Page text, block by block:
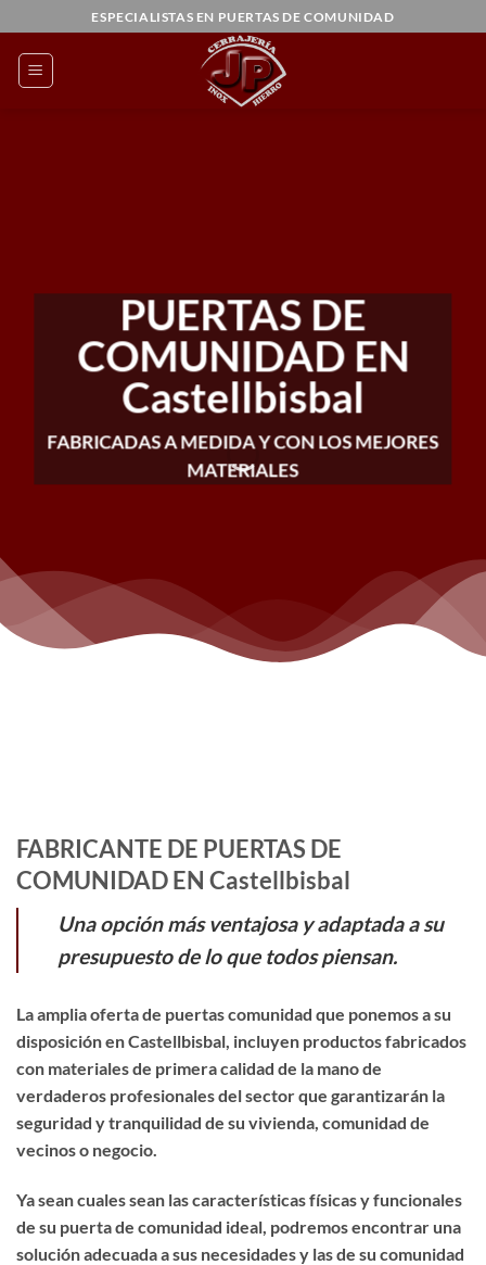
al
contenido
ESPECIALISTAS EN PUERTAS DE COMUNIDAD
PUERTAS DE
COMUNIDAD EN
Castellbisbal
FABRICADAS A MEDIDA Y CON LOS MEJORES
MATERIALES
FABRICANTE DE PUERTAS DE
COMUNIDAD EN Castellbisbal
Una opción más ventajosa y adaptada a su
presupuesto de lo que todos piensan.
La amplia oferta de puertas comunidad que ponemos a su
disposición en Castellbisbal, incluyen productos fabricados
con materiales de primera calidad de la mano de
verdaderos profesionales del sector que garantizarán la
seguridad y tranquilidad de su vivienda, comunidad de
vecinos o negocio.
Ya sean cuales sean las características físicas y funcionales
de su puerta de comunidad ideal, podremos encontrar una
solución adecuada a sus necesidades y las de su comunidad